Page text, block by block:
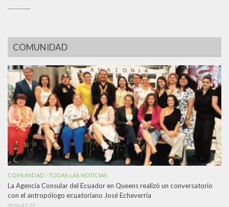
COMUNIDAD
COMUNIDAD /TODAS LAS NOTICIAS
La Agencia Consular del Ecuador en Queens realizó un conversatorio
con el antropólogo ecuatoriano José Echeverría
2026-07-22